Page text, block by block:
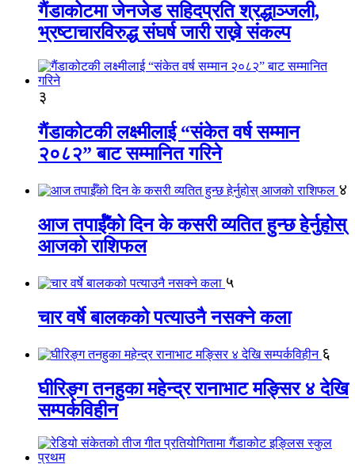
गैंडाकोटमा जेनजेड सहिदप्रति श्रद्धाञ्जली,
भ्रष्टाचारविरुद्ध संघर्ष जारी राख्ने संकल्प
३
गैंडाकोटकी लक्ष्मीलाई “संकेत वर्ष सम्मान
२०८२” बाट सम्मानित गरिने
४
आज तपाईँको दिन के कसरी व्यतित हुन्छ हेर्नुहोस्
आजको राशिफल
५
चार वर्षे बालकको पत्याउनै नसक्ने कला
६
घीरिङ्ग तनहुका महेन्द्र रानाभाट मङ्सिर ४ देखि
सम्पर्कविहीन